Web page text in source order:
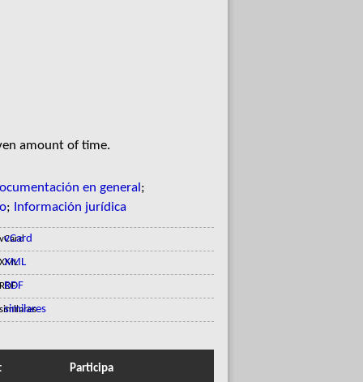
amount of time.
en general ;
; Información jurídica
vCard
XML
RDF
similares
Participa